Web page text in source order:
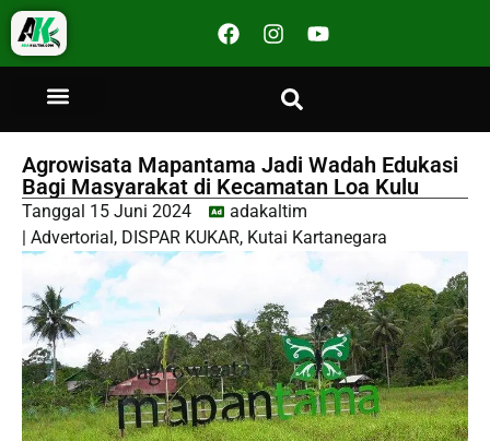
Agrowisata Mapantama Jadi Wadah Edukasi
Bagi Masyarakat di Kecamatan Loa Kulu
Tanggal 15 Juni 2024
adakaltim
Advertorial , DISPAR KUKAR, Kutai Kartanegara